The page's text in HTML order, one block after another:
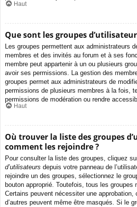
Haut
Que sont les groupes
Les groupes permettent aux administrateurs
membres et des invités au forum et à ses
membre peut appartenir à un ou plusieurs
avoir ses permissions. La gestion des
groupes permet aux administrateurs de
permissions de plusieurs membres à la fois,
permissions de modération ou rendre
Haut
Où trouver la liste des groupes
comment les rejoindre ?
Pour consulter la liste des groupes, cliquez
d’utilisateurs depuis votre panneau de
rejoindre un des groupes, sélectionnez le
bouton approprié. Toutefois, tous les
Certains peuvent nécessiter une
d’autres peuvent même être masqués. Si le